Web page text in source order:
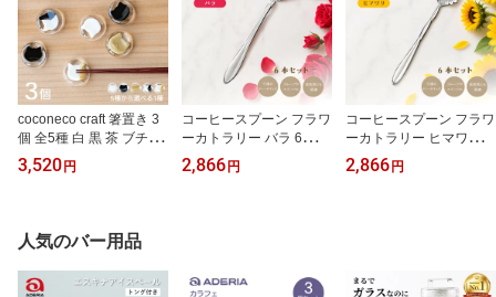
品
coconeco craft 箸置き 3
個 全5種 白 黒 茶 ブチ黒
ブチ茶 アデリア/石塚硝
子（F-79711・F-7971
質感の猫の箸置き
3,520円
コーヒースプーン フラワ
ーカトラリー バラ 6本
（4521540115505）テ
ィースプーン デザートス
フェ ポスト投函
2,866円
コーヒースプーン フラワ
ーカトラリー ヒマワリ 6
本（4521540115512）
カフェ 喫茶 お茶会 カト
2,866円
人気のバー用品